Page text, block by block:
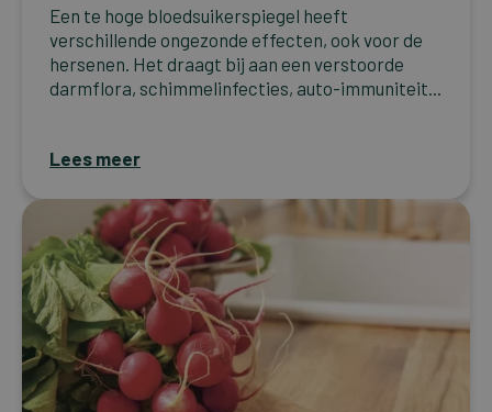
Een te hoge bloedsuikerspiegel heeft
verschillende ongezonde effecten, ook voor de
hersenen. Het draagt bij aan een verstoorde
darmflora, schimmelinfecties, auto-immuniteit...
Lees meer